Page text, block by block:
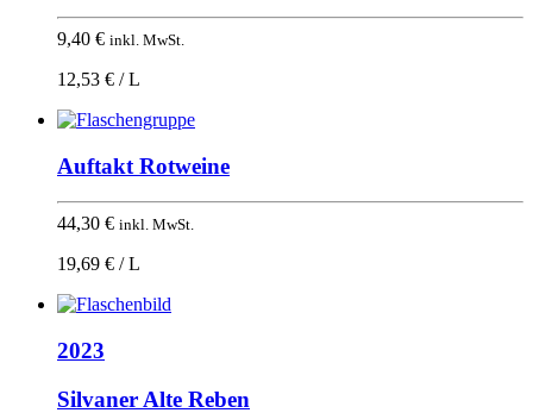
9,40 € inkl. MwSt.
12,53 € / L
Auftakt Rotweine
44,30 € inkl. MwSt.
19,69 € / L
2023
Silvaner Alte Reben